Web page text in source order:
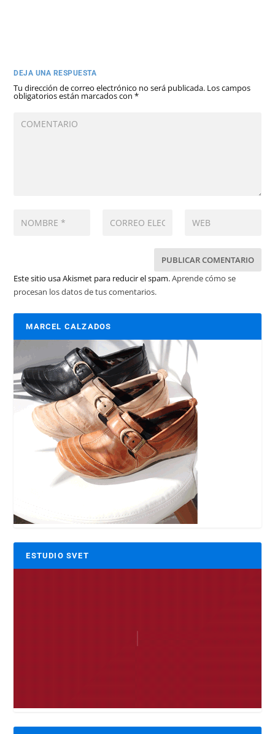
DEJA UNA RESPUESTA
Tu dirección de correo electrónico no será publicada. Los campos
obligatorios están marcados con*
Este sitio usa Akismet para reducir el spam.Aprende cómo se
procesan los datos de tus comentarios.
MARCEL CALZADOS
ESTUDIO SVET